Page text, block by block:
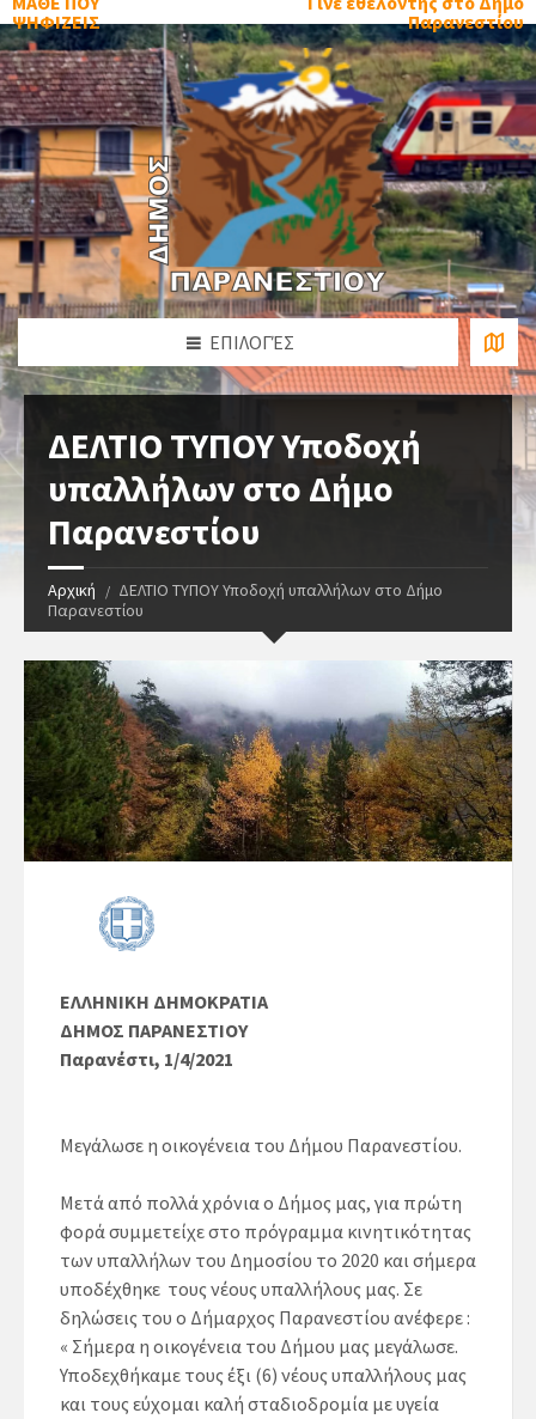
ΨΗΦΙΖΕΙΣ
Παρανεστίου
ΕΠΙΛΟΓΈΣ
ΔΕΛΤΙΟ ΤΥΠΟΥ Υποδοχή
υπαλλήλων στο Δήμο
Παρανεστίου
Αρχική
ΔΕΛΤΙΟ ΤΥΠΟΥ Υποδοχή υπαλλήλων στο Δήμο
Παρανεστίου
ΕΛΛΗΝΙΚΗ ΔΗΜΟΚΡΑΤΙΑ
ΔΗΜΟΣ ΠΑΡΑΝΕΣΤΙΟΥ
Παρανέστι, 1/4/2021
Μεγάλωσε η οικογένεια του Δήμου Παρανεστίου.
Μετά από πολλά χρόνια ο Δήμος μας, για πρώτη
φορά συμμετείχε στο πρόγραμμα κινητικότητας
των υπαλλήλων του Δημοσίου το 2020 και σήμερα
υποδέχθηκε τους νέους υπαλλήλους μας. Σε
δηλώσεις του ο Δήμαρχος Παρανεστίου ανέφερε :
« Σήμερα η οικογένεια του Δήμου μας μεγάλωσε.
Υποδεχθήκαμε τους έξι (6) νέους υπαλλήλους μας
και τους εύχομαι καλή σταδιοδρομία με υγεία